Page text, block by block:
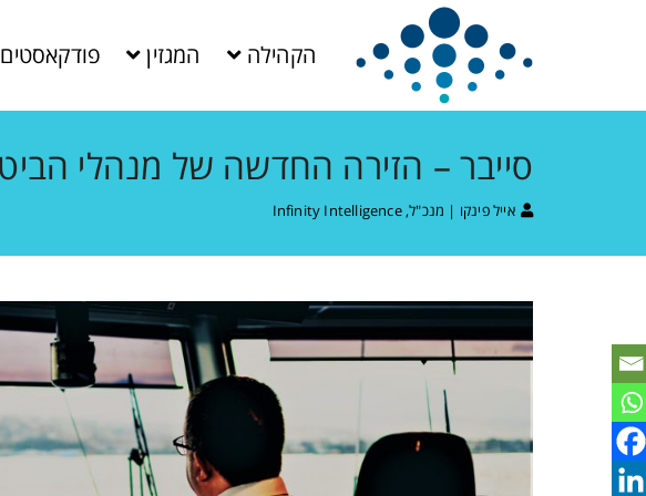
הקהילה המגזין פודקאסטים
סייבר – הזירה החדשה של מנהלי
אייל פינקו | מנכ"ל, Infinity Intelligence